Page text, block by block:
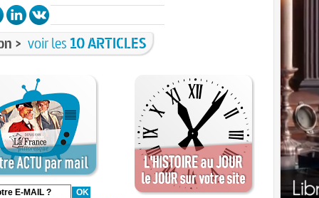
> voir les 10 ARTICLES